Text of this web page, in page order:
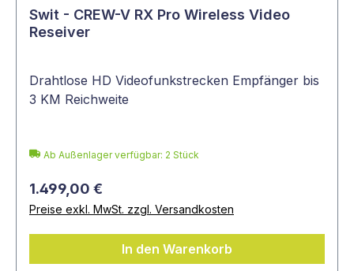
Swit - CREW-V RX Pro Wireless Video
Reseiver
Drahtlose HD Videofunkstrecken Empfänger bis
3 KM Reichweite
Ab Außenlager verfügbar: 2 Stück
1.499,00 €
Preise exkl. MwSt. zzgl. Versandkosten
In den Warenkorb